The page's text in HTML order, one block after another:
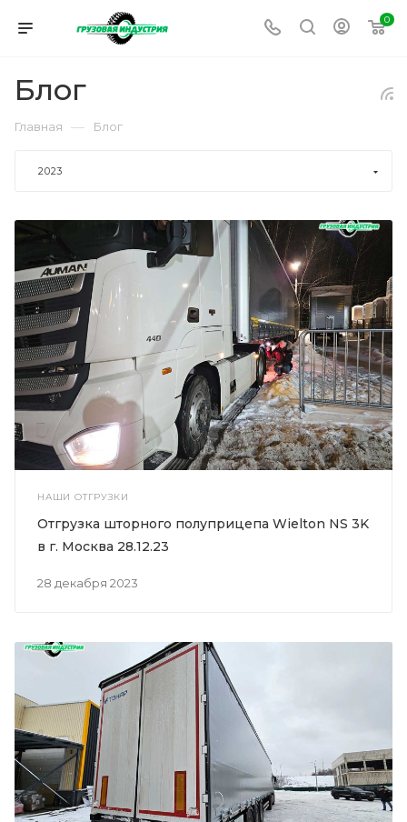
0
Блог
Главная — Блог
2023
НАШИ ОТГРУЗКИ
28 декабря 2023
Отгрузка шторного полуприцепа Wielton NS 3K
в г. Москва 28.12.23